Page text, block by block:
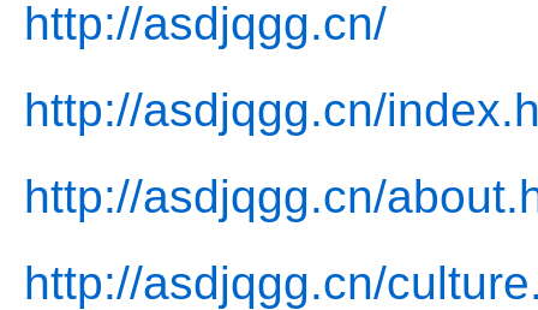
http://asdjqgg.cn/
http://asdjqgg.cn/
http://asdjqgg.cn/
http://asdjqgg.cn/